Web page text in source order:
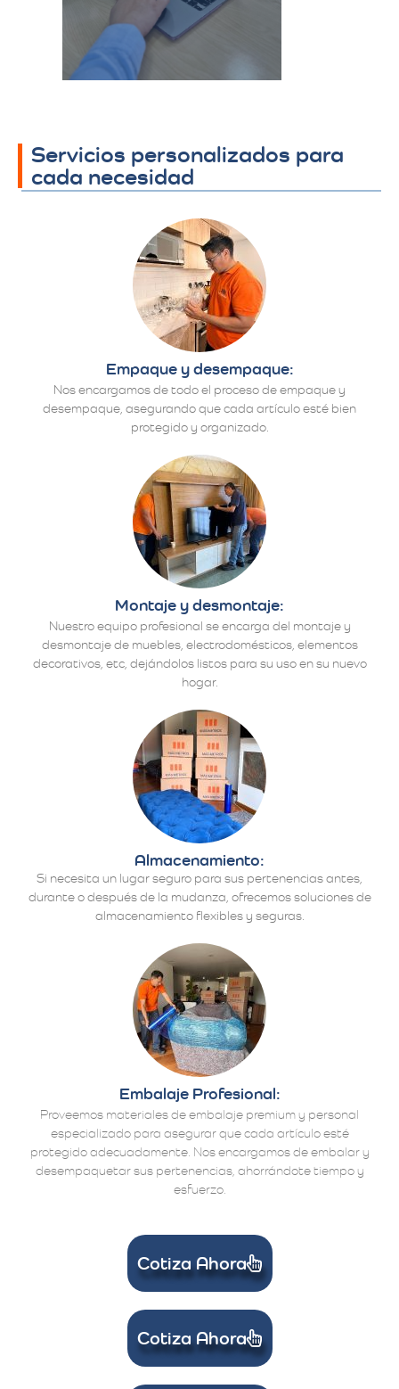
establecen los
detalles finales.​
Servicios personalizados para
cada necesidad
Empaque y desempaque:
Nos encargamos de todo el proceso de empaque y
desempaque, asegurando que cada artículo esté bien
protegido y organizado.
Montaje y desmontaje:
Nuestro equipo profesional se encarga del montaje y
desmontaje de muebles, electrodomésticos, elementos
decorativos, etc, dejándolos listos para su uso en su nuevo
hogar.
Almacenamiento:
Si necesita un lugar seguro para sus pertenencias antes,
durante o después de la mudanza, ofrecemos soluciones de
almacenamiento flexibles y seguras.
Embalaje Profesional:
Proveemos materiales de embalaje premium y personal
especializado para asegurar que cada artículo esté
protegido adecuadamente. Nos encargamos de embalar y
desempaquetar sus pertenencias, ahorrándote tiempo y
esfuerzo.
Cotiza Ahora
Cotiza Ahora